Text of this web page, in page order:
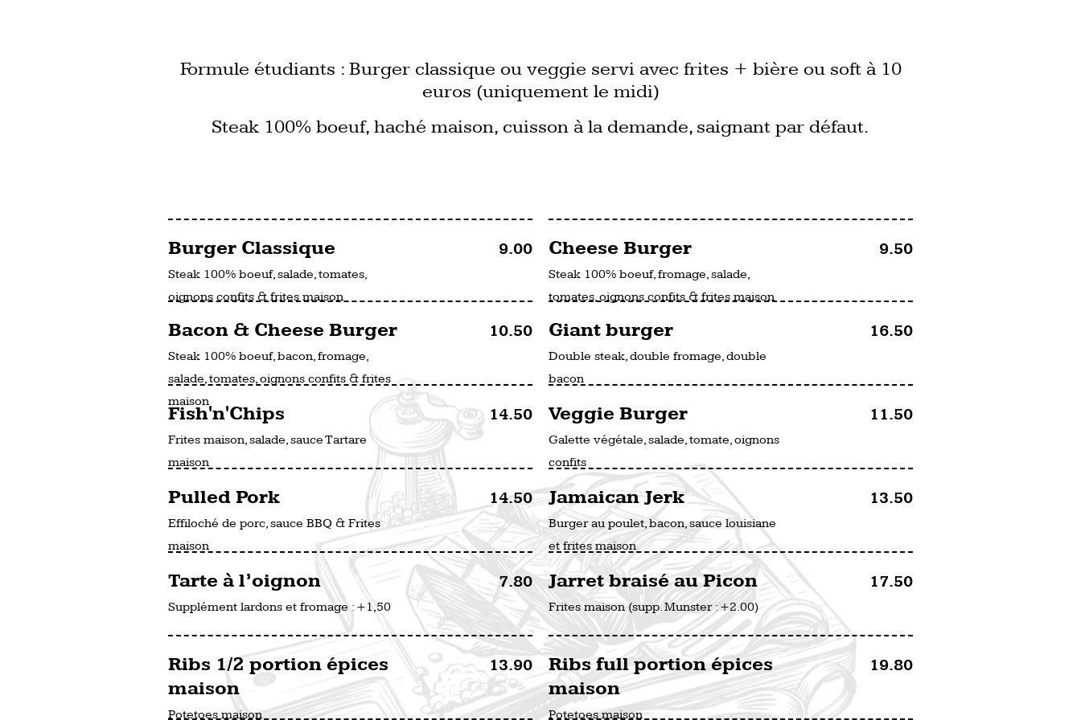
Formule étudiants : Burger classique ou veggie servi avec frites + bière ou soft à 10
euros (uniquement le midi)
Steak 100% boeuf, haché maison, cuisson à la demande, saignant par défaut.
Burger Classique
Steak 100% boeuf, salade, tomates,
oignons confits & frites maison
9.00 Cheese Burger
Steak 100% boeuf, fromage, salade,
tomates, oignons confits & frites maison
9.50
Bacon & Cheese Burger
Steak 100% boeuf, bacon, fromage,
salade, tomates, oignons confits & frites
maison
10.50 Giant burger
Double steak, double fromage, double
bacon
16.50
Fish'n'Chips
Frites maison, salade, sauce Tartare
maison
14.50 Veggie Burger
Galette végétale, salade, tomate, oignons
confits
11.50
Pulled Pork
Effiloché de porc, sauce BBQ & Frites
maison
14.50 Jamaican Jerk
Burger au poulet, bacon, sauce louisiane
et frites maison
13.50
Tarte à l’oignon
Supplément lardons et fromage : +1,50
7.80 Jarret braisé au Picon
Frites maison (supp. Munster : +2.00)
17.50
Ribs 1/2 portion épices
maison
Potetoes maison
13.90
Ribs full portion épices
maison
Potetoes maison
19.80